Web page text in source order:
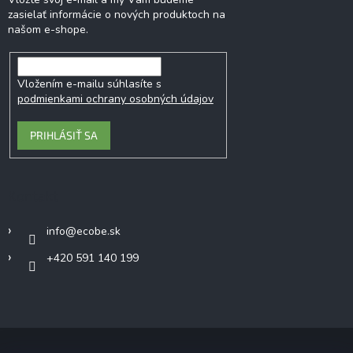
zasielať informácie o nových produktoch na
našom e-shope.
Vložením e-mailu súhlasíte s
podmienkami ochrany osobných údajov
PRIHLÁSIŤ SA
info@ecobe.sk
+420 591 140 199